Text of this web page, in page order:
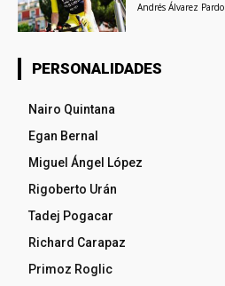
Andrés Álvarez Pardo
PERSONALIDADES
Nairo Quintana
Egan Bernal
Miguel Ángel López
Rigoberto Urán
Tadej Pogacar
Richard Carapaz
Primoz Roglic